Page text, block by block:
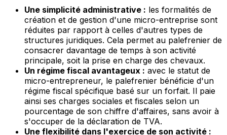
Une simplicité administrative : les formalités de
création et de gestion d'une micro-entreprise sont
réduites par rapport à celles d'autres types de
structures juridiques. Cela permet au palefrenier de
consacrer davantage de temps à son activité
principale, soit la prise en charge des chevaux.
Un régime fiscal avantageux : avec le statut de
micro-entrepreneur, le palefrenier bénéficie d'un
régime fiscal spécifique basé sur un forfait. Il paie
ainsi ses charges sociales et fiscales selon un
pourcentage de son chiffre d'affaires, sans avoir à
s'occuper de la déclaration de TVA.
Une flexibilité dans l'exercice de son activité :